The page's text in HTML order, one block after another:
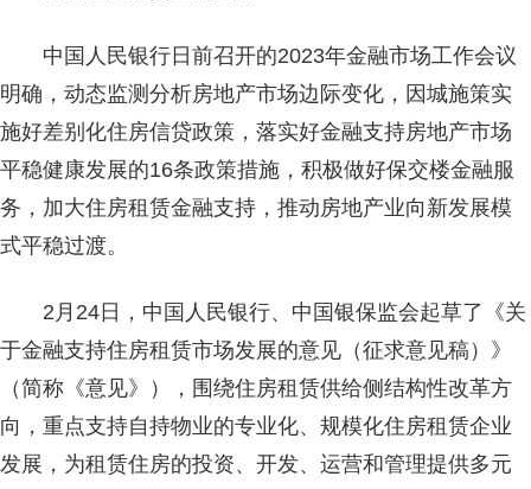
中国人民银行日前召开的2023年金融市场工作会议
明确，动态监测分析房地产市场边际变化，因城施策实
施好差别化住房信贷政策，落实好金融支持房地产市场
平稳健康发展的16条政策措施，积极做好保交楼金融服
务，加大住房租赁金融支持，推动房地产业向新发展模
式平稳过渡。
2月24日，中国人民银行、中国银保监会起草了《关
于金融支持住房租赁市场发展的意见（征求意见稿）》
（简称《意见》），围绕住房租赁供给侧结构性改革方
向，重点支持自持物业的专业化、规模化住房租赁企业
发展，为租赁住房的投资、开发、运营和管理提供多元